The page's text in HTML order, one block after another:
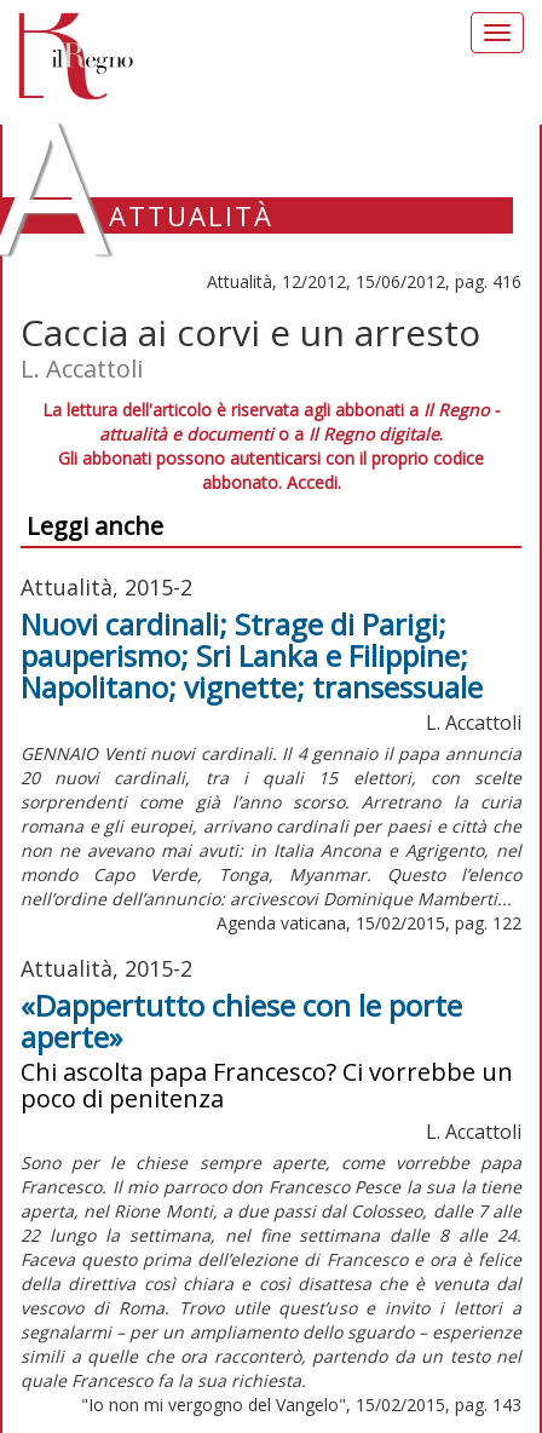
ATTUALITÀ
Attualità, 12/2012, 15/06/2012, pag. 416
Caccia ai corvi e un arresto
L. Accattoli
La lettura dell'articolo è riservata agli abbonati a Il Regno -
attualità e documentio a Il Regno digitale.
Gli abbonati possono autenticarsi con il proprio codice
abbonato. Accedi.
Leggi anche
Attualità, 2015-2
Nuovi cardinali; Strage di Parigi;
pauperismo; Sri Lanka e Filippine;
Napolitano; vignette; transessuale
L. Accattoli
GENNAIO Venti nuovi cardinali. Il 4 gennaio il papa annuncia
20 nuovi cardinali, tra i quali 15 elettori, con scelte
sorprendenti come già l’anno scorso. Arretrano la curia
romana e gli europei, arrivano cardinali per paesi e città che
non ne avevano mai avuti: in Italia Ancona e Agrigento, nel
mondo Capo Verde, Tonga, Myanmar. Questo l’elenco
nell’ordine dell’annuncio: arcivescovi Dominique Mamberti...
Agenda vaticana, 15/02/2015, pag. 122
Attualità, 2015-2
«Dappertutto chiese con le porte
aperte»
Chi ascolta papa Francesco? Ci vorrebbe un
poco di penitenza
L. Accattoli
Sono per le chiese sempre aperte, come vorrebbe papa
Francesco. Il mio parroco don Francesco Pesce la sua la tiene
aperta, nel Rione Monti, a due passi dal Colosseo, dalle 7 alle
22 lungo la settimana, nel fine settimana dalle 8 alle 24.
Faceva questo prima dell’elezione di Francesco e ora è felice
della direttiva così chiara e così disattesa che è venuta dal
vescovo di Roma. Trovo utile quest’uso e invito i lettori a
segnalarmi – per un ampliamento dello sguardo – esperienze
simili a quelle che ora racconterò, partendo da un testo nel
quale Francesco fa la sua richiesta.
"Io non mi vergogno del Vangelo", 15/02/2015, pag. 143